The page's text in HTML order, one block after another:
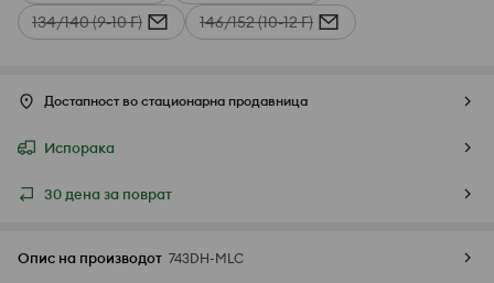
134/140 (9-10 Г)
146/152 (10-12 Г)
Достапност во стационарна продавница
Испорака
30 дена за поврат
Опис на производот 743DH-MLC